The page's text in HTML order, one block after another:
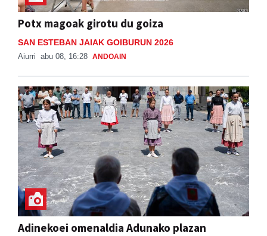
Potx magoak girotu du goiza
SAN ESTEBAN JAIAK GOIBURUN 2026
Aiurri abu 08, 16:28 ANDOAIN
Adinekoei omenaldia Adunako plazan